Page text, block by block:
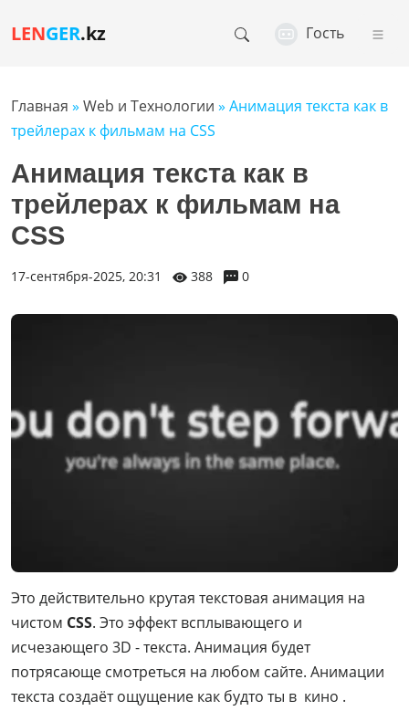
LENGER.kz Гость
Главная » Web и Технологии » Анимация текста как в
трейлерах к фильмам на CSS
Анимация текста как в
трейлерах к фильмам на
CSS
17-сентября-2025, 20:31 388 0
Это действительно крутая текстовая анимация на
чистом CSS. Это эффект всплывающего и
исчезающего 3D - текста. Анимация будет
потрясающе смотреться на любом сайте. Анимации
текста создаёт ощущение как будто ты в кино .